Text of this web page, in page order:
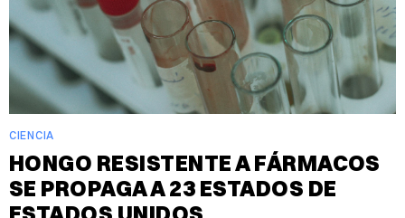
CIENCIA
HONGO RESISTENTE A FÁRMACOS
SE PROPAGA A 23 ESTADOS DE